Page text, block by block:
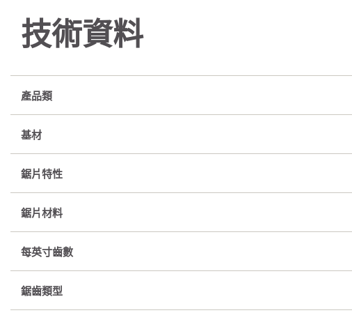
技術資料
產品類
基材
鋸片特性
鋸片材料
每英寸齒數
鋸齒類型